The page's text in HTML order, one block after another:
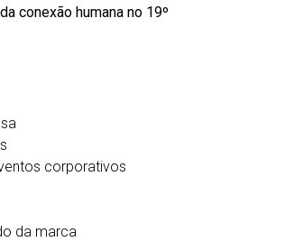
conexão humana no 19º
corporativos
da marca